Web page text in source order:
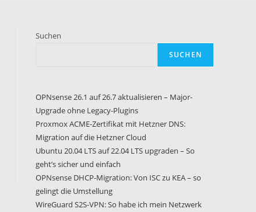
Suchen
SUCHEN
OPNsense 26.1 auf 26.7 aktualisieren – Major-
Upgrade ohne Legacy-Plugins
Proxmox ACME-Zertifikat mit Hetzner DNS:
Migration auf die Hetzner Cloud
Ubuntu 20.04 LTS auf 22.04 LTS upgraden – So
geht’s sicher und einfach
OPNsense DHCP-Migration: Von ISC zu KEA – so
gelingt die Umstellung
WireGuard S2S-VPN: So habe ich mein Netzwerk